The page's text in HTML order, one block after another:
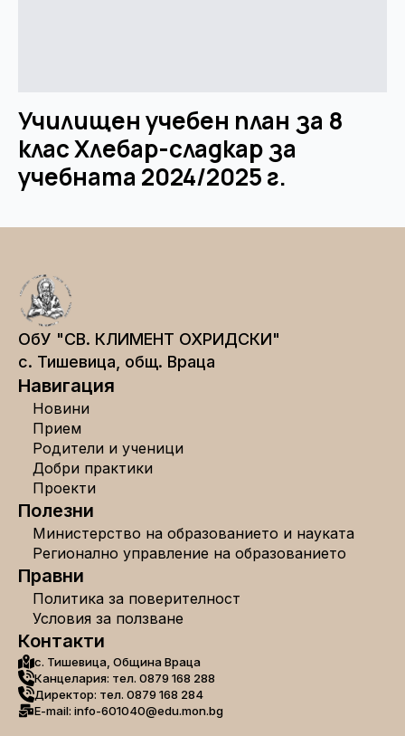
Училищен учебен план за 8
клас Хлебар-сладкар за
учебната 2024/2025 г.
ОбУ "СВ. КЛИМЕНТ ОХРИДСКИ"
с. Тишевица, общ. Враца
Навигация
Новини
Прием
Родители и ученици
Добри практики
Проекти
Полезни
Министерство на образованието и науката
Регионално управление на образованието
Правни
Политика за поверителност
Условия за ползване
Контакти
с. Тишевица, Община Враца
Канцелария: тел. 0879 168 288
Директор: тел. 0879 168 284
E-mail: info-601040@edu.mon.bg